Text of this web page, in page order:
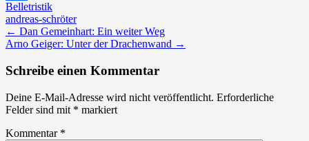
Teilen
Belletristik
andreas-schröter
Post
navigation
← Dan Gemeinhart: Ein weiter Weg
Arno Geiger: Unter der Drachenwand →
Schreibe einen Kommentar
Deine E-Mail-Adresse wird nicht veröffentlicht. Erforderliche
Felder sind mit * markiert
Kommentar *